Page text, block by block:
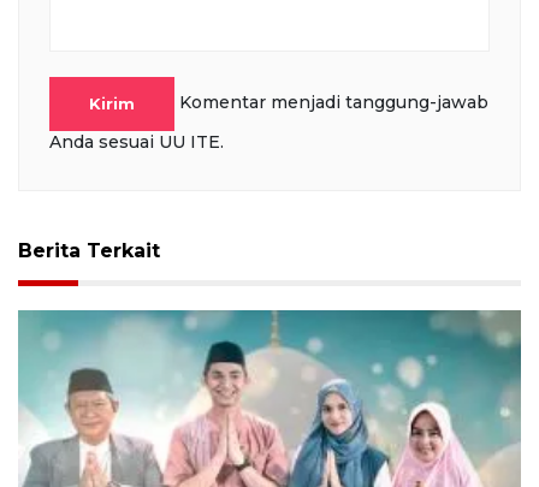
Kirim
Komentar menjadi tanggung-jawab
Anda sesuai UU ITE.
Berita Terkait